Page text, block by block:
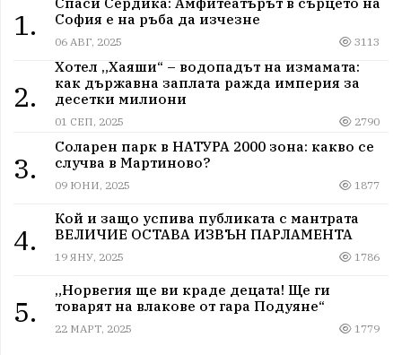
1.
София е на ръба да изчезне
06 АВГ, 2025 3113
2.
Хотел „Хаяши“ – водопадът на измамата:
как държавна заплата ражда империя за
десетки милиони
01 СЕП, 2025 2790
3.
Соларен парк в НАТУРА 2000 зона: какво се
случва в Мартиново?
09 ЮНИ, 2025 1877
4.
Кой и защо успива публиката с мантрата
ВЕЛИЧИЕ ОСТАВА ИЗВЪН ПАРЛАМЕНТА
19 ЯНУ, 2025 1786
5.
„Норвегия ще ви краде децата! Ще ги
товарят на влакове от гара Подуяне“
22 МАРТ, 2025 1779